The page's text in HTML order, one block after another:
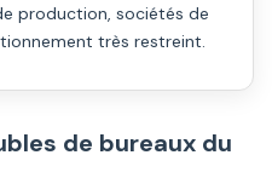
production, sociétés de
très restreint.
de bureaux du